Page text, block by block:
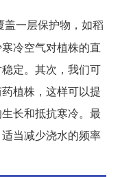
盖一层保护物，如稻
冷空气对植株的直
定。其次，我们可
植株，这样可以提
长和抵抗寒冷。最
当减少浇水的频率